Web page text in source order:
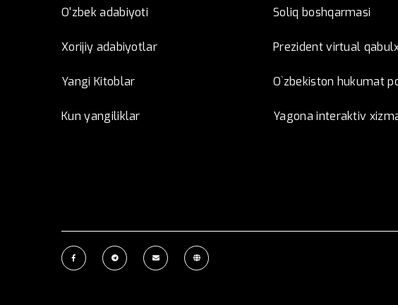
O'zbek adabiyoti
Xorijiy adabiyotlar
Yangi Kitoblar
Kun yangiliklar
Soliq boshqarmasi
Prezident virtual
O`zbekiston hukumat
Yagona interaktiv